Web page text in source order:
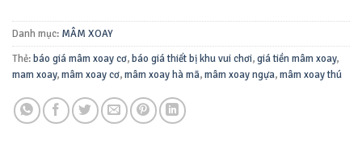
Danh mục: MÂM XOAY
Thẻ: báo giá mâm xoay cơ, báo giá thiết bị khu vui chơi,giá tiền mâm xoay,
mam xoay,mâm xoay cơ,mâm xoay hà mã,mâm xoay ngựa,mâm xoay thú